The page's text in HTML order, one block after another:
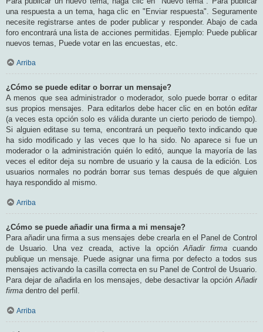
una respuesta a un tema, haga clic en "Enviar respuesta". Seguramente
necesite registrarse antes de poder publicar y responder. Abajo de cada
foro encontrará una lista de acciones permitidas. Ejemplo: Puede publicar
nuevos temas, Puede votar en las encuestas, etc.
Arriba
¿Cómo se puede editar o borrar un mensaje?
A menos que sea administrador o moderador, solo puede borrar o editar
sus propios mensajes. Para editarlos debe hacer clic en en botón editar
(a veces esta opción solo es válida durante un cierto periodo de tiempo).
Si alguien editase su tema, encontrará un pequeño texto indicando que
ha sido modificado y las veces que lo ha sido. No aparece si fue un
moderador o la administración quién lo editó, aunque la mayoría de las
veces el editor deja su nombre de usuario y la causa de la edición. Los
usuarios normales no podrán borrar sus temas después de que alguien
haya respondido al mismo.
Arriba
¿Cómo se puede añadir una firma a mi mensaje?
Para añadir una firma a sus mensajes debe crearla en el Panel de Control
de Usuario. Una vez creada, active la opciónAñadir firma cuando
publique un mensaje. Puede asignar una firma por defecto a todos sus
mensajes activando la casilla correcta en su Panel de Control de Usuario.
Para dejar de añadirla en los mensajes, debe desactivar la opciónAñadir
firma dentro del perfil.
Arriba